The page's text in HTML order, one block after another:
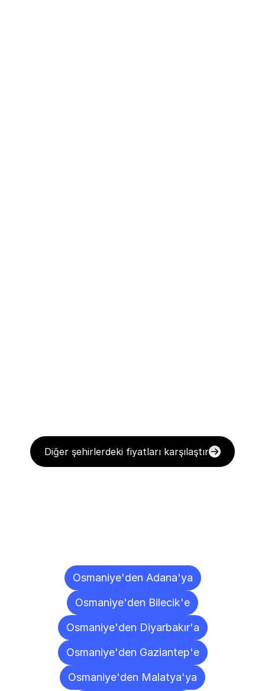
Diğer şehirlerdeki fiyatları karşılaştır
Osmaniye'den Adana'ya
Osmaniye'den Bilecik'e
Osmaniye'den Diyarbakır'a
Osmaniye'den Gaziantep'e
Osmaniye'den Malatya'ya